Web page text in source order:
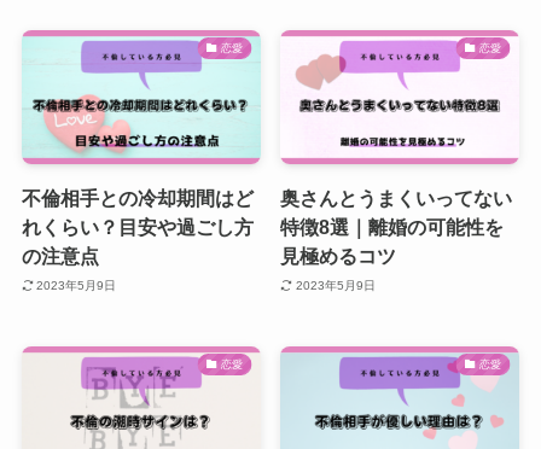
恋愛
不倫相手との冷却期間はど
れくらい？目安や過ごし方
の注意点
2023年5月9日
恋愛
奥さんとうまくいってない
特徴8選｜離婚の可能性を
見極めるコツ
2023年5月9日
恋愛 恋愛